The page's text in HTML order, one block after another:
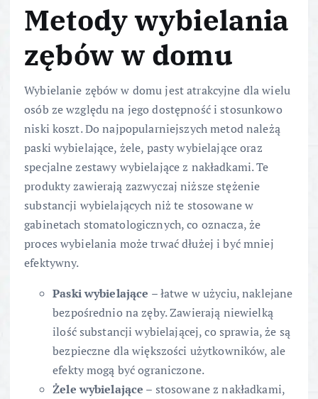
Metody wybielania
zębów w domu
Wybielanie zębów w domu jest atrakcyjne dla wielu
osób ze względu na jego dostępność i stosunkowo
niski koszt. Do najpopularniejszych metod należą
paski wybielające, żele, pasty wybielające oraz
specjalne zestawy wybielające z nakładkami. Te
produkty zawierają zazwyczaj niższe stężenie
substancji wybielających niż te stosowane w
gabinetach stomatologicznych, co oznacza, że
proces wybielania może trwać dłużej i być mniej
efektywny.
Paski wybielające – łatwe w użyciu, naklejane
bezpośrednio na zęby. Zawierają niewielką
ilość substancji wybielającej, co sprawia, że są
bezpieczne dla większości użytkowników, ale
efekty mogą być ograniczone.
Żele wybielające – stosowane z nakładkami,